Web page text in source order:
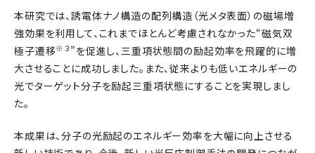
本研究では、誘電体ナノ構造の配列構造（光メタ表面）の磁場増
強効果を利用して、これまでほとんど考慮されなかった“磁気双
極子遷移※３ ”を促進し、三重項状態間の励起効率を飛躍的に増
大させることに成功しました。また、従来よりも低いエネルギーの
光でターゲット分子を励起三重項状態にすることを実現しまし
た。
本成果は、分子の光励起のエネルギー効率を大幅に向上させる